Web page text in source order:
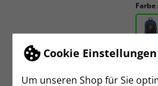
Cookie Einstellungen
Um unseren Shop für Sie
Farbe
-